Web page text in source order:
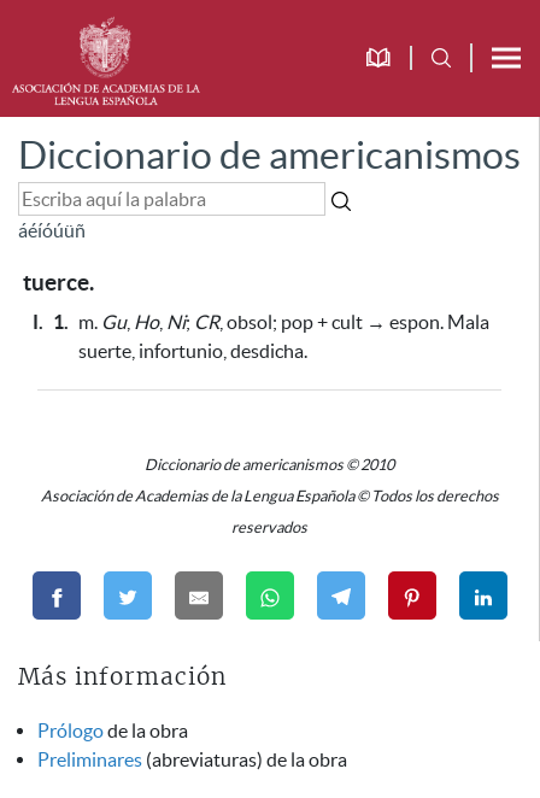
Diccionario de americanismos
áéíóúüñ
tuerce.
I. 1. m. Gu, Ho, Ni; CR, obsol; pop + cult → espon. Mala
suerte, infortunio, desdicha.
Diccionario de americanismos © 2010
Asociación de Academias de la Lengua Española © Todos los derechos
reservados
Más información
Prólogode la obra
Preliminares (abreviaturas) de la obra